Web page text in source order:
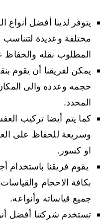
يتوفر لدينا أفضل أنواع
مختلفة وعديدة
المطلوب نقله والحفاظ
يمكن لفريقنا أن يقوم
حجمه وعدده والى
المحدد.
كما يتم أيضا تركيب
وسريعة للحفاظ على
او كسور.
يقوم فريقنا باستخدام
بكافة الاحجام
جميع قياساته وأنواعه.
تستخدم شركتنا أفضل